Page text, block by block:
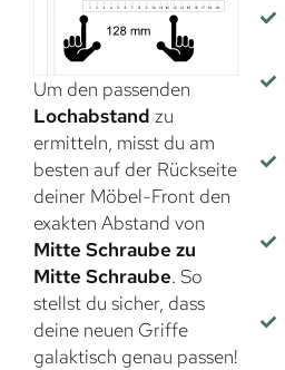
Um den passenden
Lochabstand zu
ermitteln, misst du am
besten auf der Rückseite
deiner Möbel-Front den
exakten Abstand von
Mitte Schraube zu
Mitte Schraube. So
stellst du sicher, dass
deine neuen Griffe
galaktisch genau passen!